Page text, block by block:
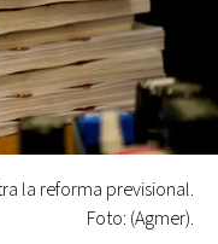
la reforma previsional.
Foto: (Agmer).